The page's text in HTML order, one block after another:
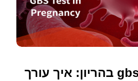
בדיקת חיידק gbs בהריון: איך עורך